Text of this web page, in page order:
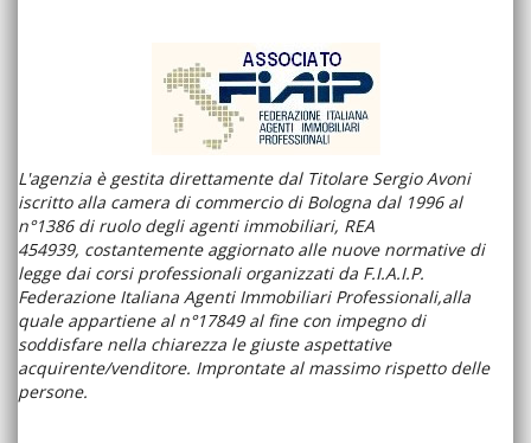
L'agenzia è gestita direttamente dal Titolare Sergio Avoni
iscritto alla camera di commercio di Bologna dal 1996 al
n°1386 di ruolo degli agenti immobiliari, REA
454939, costantemente aggiornato alle nuove normative di
legge dai corsi professionali organizzati da F.I.A.I.P.
Federazione Italiana Agenti Immobiliari Professionali,alla
quale appartiene al n°17849 al fine con impegno di
soddisfare nella chiarezza le giuste aspettative
acquirente/venditore. Improntate al massimo rispetto delle
persone.